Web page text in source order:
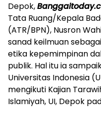
Depok,
Tata Ruang/Kepala
(ATR/BPN), Nusron
sanad keilmuan
etika kepemimpinan
publik. Hal itu ia
Universitas Indonesia
mengikuti Kajian
Islamiyah, UI, Depok